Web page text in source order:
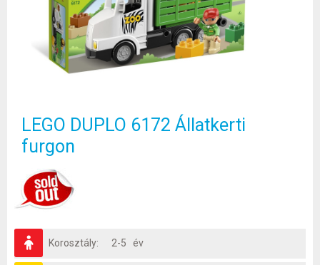
LEGO DUPLO 6172 Állatkerti
furgon
Korosztály: 2-5 év